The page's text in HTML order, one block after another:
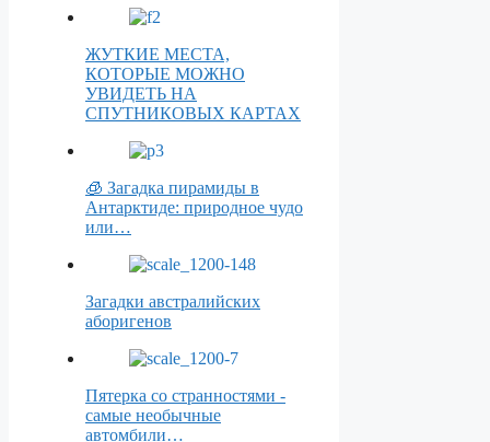
ЖУТКИЕ МЕСТА,
КОТОРЫЕ МОЖНО
УВИДЕТЬ НА
СПУТНИКОВЫХ КАРТАХ
🧊 Загадка пирамиды в
Антарктиде: природное чудо
или…
Загадки австралийских
аборигенов
Пятерка со странностями -
самые необычные
автомбили…